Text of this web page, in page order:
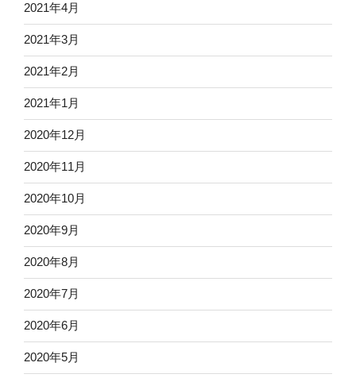
2021年4月
2021年3月
2021年2月
2021年1月
2020年12月
2020年11月
2020年10月
2020年9月
2020年8月
2020年7月
2020年6月
2020年5月